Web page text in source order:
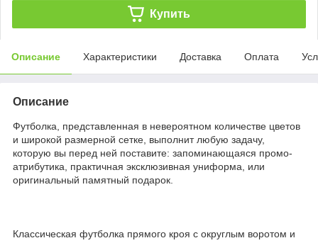
Купить
Описание Характеристики Доставка Оплата
Описание
Футболка, представленная в невероятном количестве цветов
и широкой размерной сетке, выполнит любую задачу,
которую вы перед ней поставите: запоминающаяся промо-
атрибутика, практичная эксклюзивная униформа, или
оригинальный памятный подарок.
Классическая футболка прямого кроя с округлым воротом и